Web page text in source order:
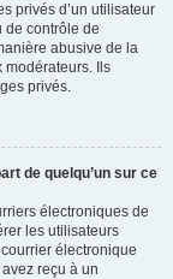
privés d’un utilisateur
de contrôle de
abusive de la
modérateurs. Ils
privés.
de quelqu’un sur ce
électroniques de
les utilisateurs
électronique
reçu à un